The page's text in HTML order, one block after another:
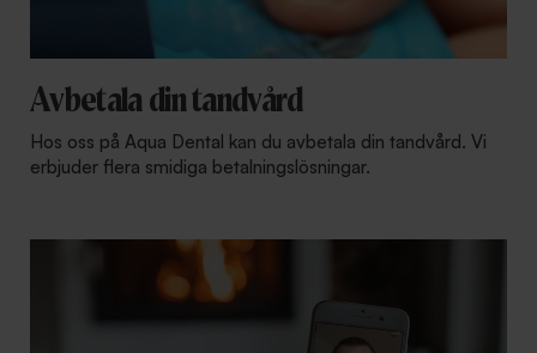
Avbetala din tandvård
Hos oss på Aqua Dental kan du avbetala din tandvård. Vi
erbjuder flera smidiga betalningslösningar.